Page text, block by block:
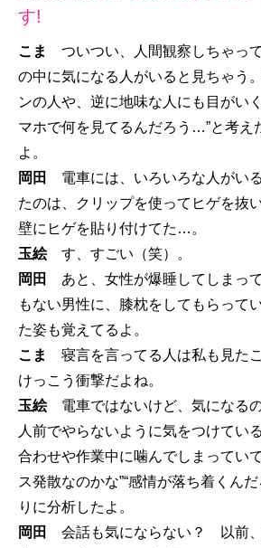
す!
こま ついつい、人間観察しちゃっ
の中に気になる人がいると見ちゃう
ンの人や、逆に地味な人にも目がい
マホで何を見てるんだろう…”と考え
よ。
岡田 電車には、いろいろな人がい
たのは、クリップを使ってヒゲを抜
壁にヒゲを貼り付けてた…。
玉絵 す、すごい（笑）。
岡田 あと、女性が爆睡してしまっ
もない男性に、膝枕をしてもらって
た姿も覚えてるよ。
こま 寝言を言ってる人は私も見た
けっこう衝撃だよね。
玉絵 電車ではないけど、気になる
人前でやらないように気をつけてい
合わせや作業中に噛んでしまってい
ス発散なのかな”“感情が落ち着くん
りに分析したよ。
岡田 会話も気にならない？ 以前